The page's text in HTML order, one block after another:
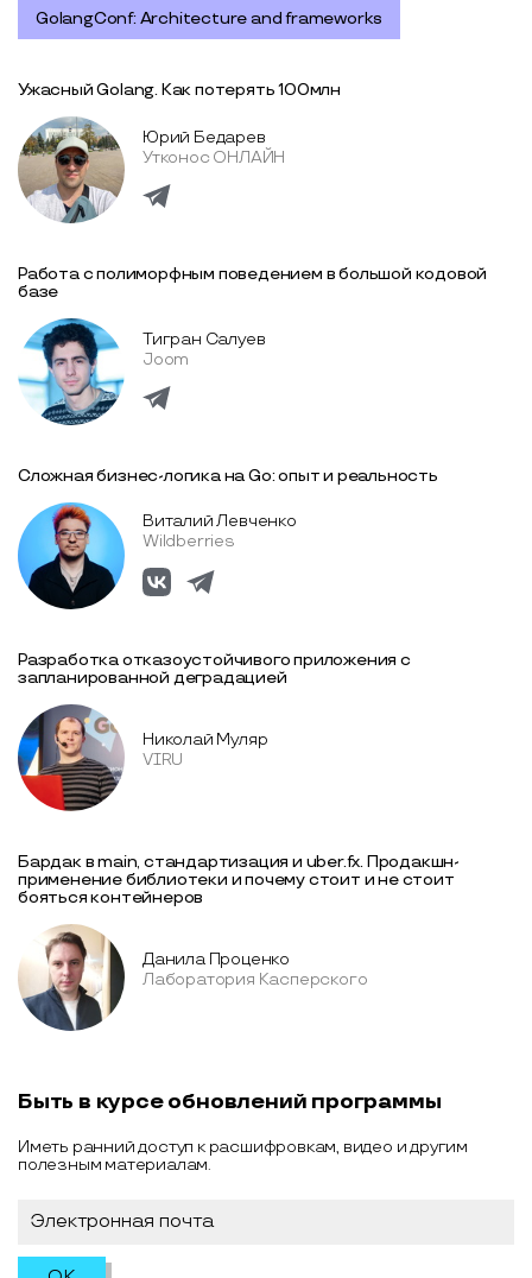
GolangConf: Architecture and frameworks
Ужасный Golang. Как потерять 100млн
Юрий Бедарев
Утконос ОНЛАЙН
Работа с полиморфным поведением в большой кодовой
базе
Тигран Салуев
Joom
Сложная бизнес-логика на Go: опыт и реальность
Виталий Левченко
Wildberries
Разработка отказоустойчивого приложения с
запланированной деградацией
Николай Муляр
VIRU
Бардак в main, стандартизация и uber.fx. Продакшн-
применение библиотеки и почему стоит и не стоит
бояться контейнеров
Данила Проценко
Лаборатория Касперского
Быть в курсе обновлений программы
Иметь ранний доступ к расшифровкам, видео и другим
полезным материалам.